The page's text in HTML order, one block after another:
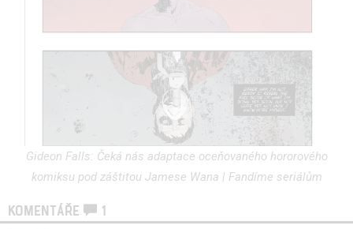
Gideon Falls: Čeká nás adaptace oceňovaného hororového
komiksu pod záštitou Jamese Wana | Fandíme seriálům
KOMENTÁŘE 1